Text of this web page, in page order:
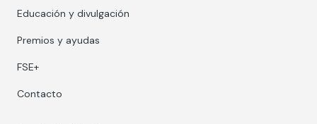
Educación y divulgación
Premios y ayudas
FSE+
Contacto